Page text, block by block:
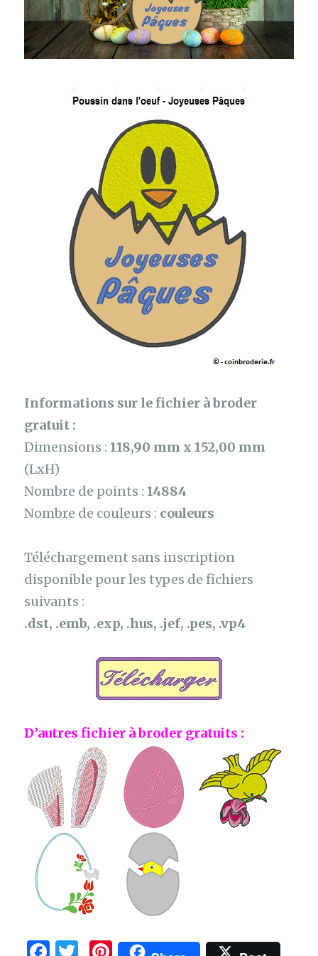
Informations sur le fichier à broder
gratuit :
Dimensions :118,90 mm x 152,00 mm
(LxH)
Nombre de points :14884
Nombre de couleurs : couleurs
Téléchargement sans inscription
disponible pour les types de fichiers
suivants :
.dst, .emb, .exp, .hus, .jef, .pes, .vp4
D’autres fichier à broder gratuits :